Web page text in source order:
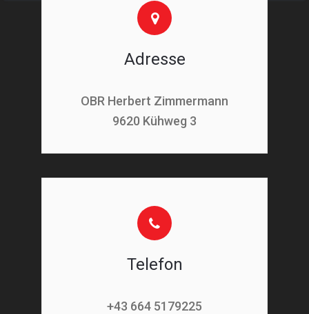
Adresse
OBR Herbert Zimmermann
9620 Kühweg 3
Telefon
+43 664 5179225